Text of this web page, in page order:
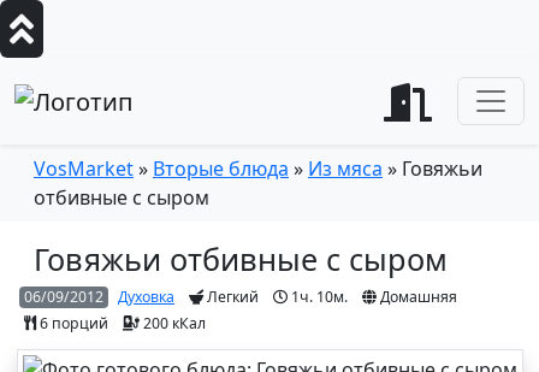
VosMarket» Вторые блюда » Из мяса » Говяжьи
отбивные с сыром
Говяжьи отбивные с сыром
06/09/2012 Духовка Легкий 1ч. 10м.
Домашняя
6 порций
200 кКал